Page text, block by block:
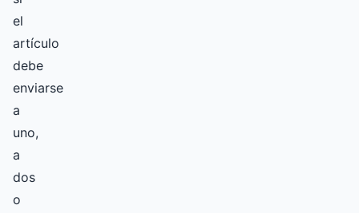
el
artículo
debe
enviarse
a
uno,
a
dos
o